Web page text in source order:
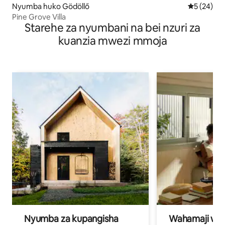
Nyumba huko Gödöllő Ukadiriaji
5 (24)
Pine Grove Villa
Starehe za nyumbani na bei nzuri za
kuanzia mwezi mmoja
Nyumba za kupangisha
Wahamaji